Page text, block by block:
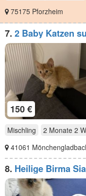
75175 Pforzheim
7. 2 Baby Katzen
150 €
Mischling 2 Monate 2
41061
8. Heilige Birma